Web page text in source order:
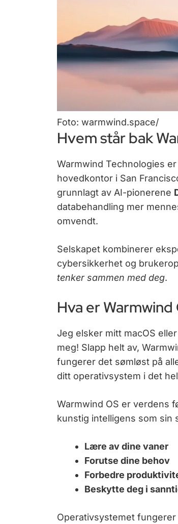
Foto: warmwind.space/
Hvem står bak
Warmwind Technologies
hovedkontor i San
grunnlagt av AI-pionerene
databehandling mer
omvendt.
Selskapet kombinerer
cybersikkerhet og
tenker sammen med deg.
Hva er Warmwind
Jeg elsker mitt macOS
meg! Slapp helt av,
fungerer det sømløst på
ditt operativsystem i det
Warmwind OS er verdens
kunstig intelligens som sin
Lære av dine vaner
Forutse dine behov
Forbedre
Beskytte deg i
Operativsystemet